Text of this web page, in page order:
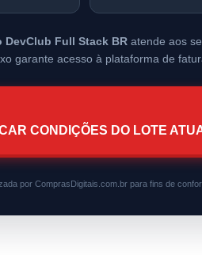
DevClub Full Stack BRatende aos
garante acesso à plataforma de
CONDIÇÕES DO LOTE
por ComprasDigitais.com.br para fins de